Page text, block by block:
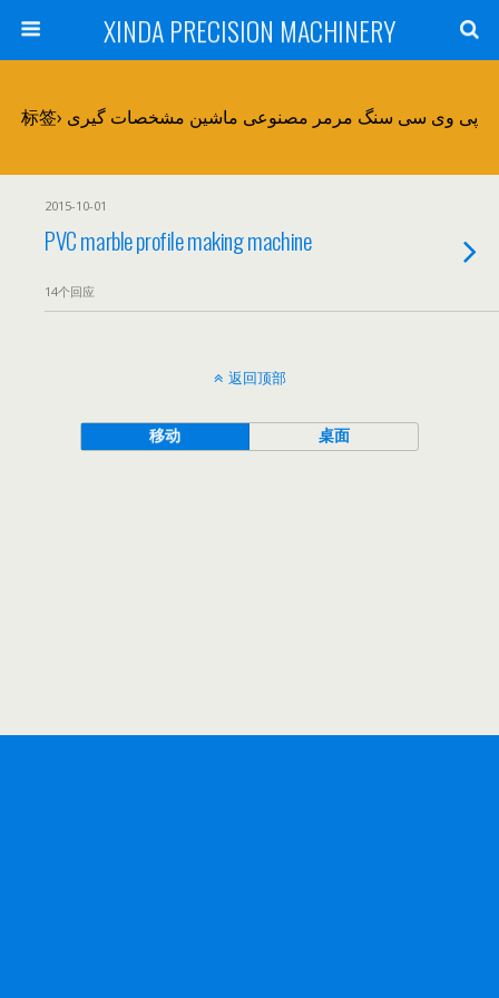
XINDA PRECISION MACHINERY
标签› پی وی سی سنگ مرمر مصنوعی ماشین مشخصات گیری
2015-10-01
PVC marble profile making machine
14个回应
返回顶部
移动 桌面